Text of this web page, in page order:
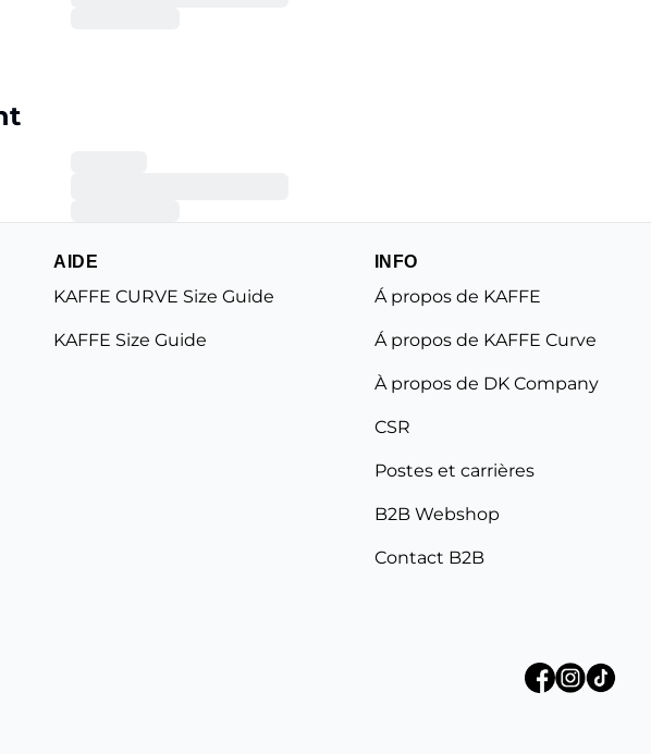
AIDE
KAFFE CURVE Size Guide
KAFFE Size Guide
INFO
Á propos de KAFFE
Á propos de KAFFE Curve
À propos de DK Company
CSR
Postes et carrières
B2B Webshop
Contact B2B